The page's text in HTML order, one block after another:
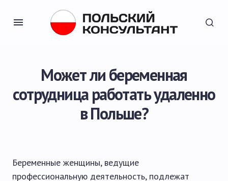
Может ли беременная
сотрудница работать удаленно
в Польше?
Беременные женщины, ведущие
профессиональную деятельность, подлежат